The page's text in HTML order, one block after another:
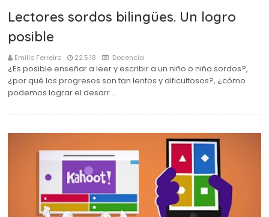
Lectores sordos bilingües. Un logro
posible
Emilio Ferreiro 22.5.18 Docencia
¿Es posible enseñar a leer y escribir a un niño o niña sordos?,
¿por qué los progresos son tan lentos y dificultosos?, ¿cómo
podemos lograr el desarr…